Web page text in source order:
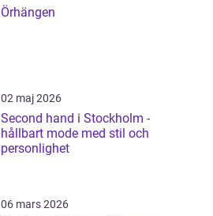
Örhängen
02 maj 2026
Second hand i Stockholm -
hållbart mode med stil och
personlighet
06 mars 2026